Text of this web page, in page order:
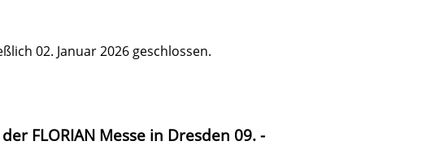
02. Januar 2026 geschlossen.
FLORIAN Messe in Dresden 09. -